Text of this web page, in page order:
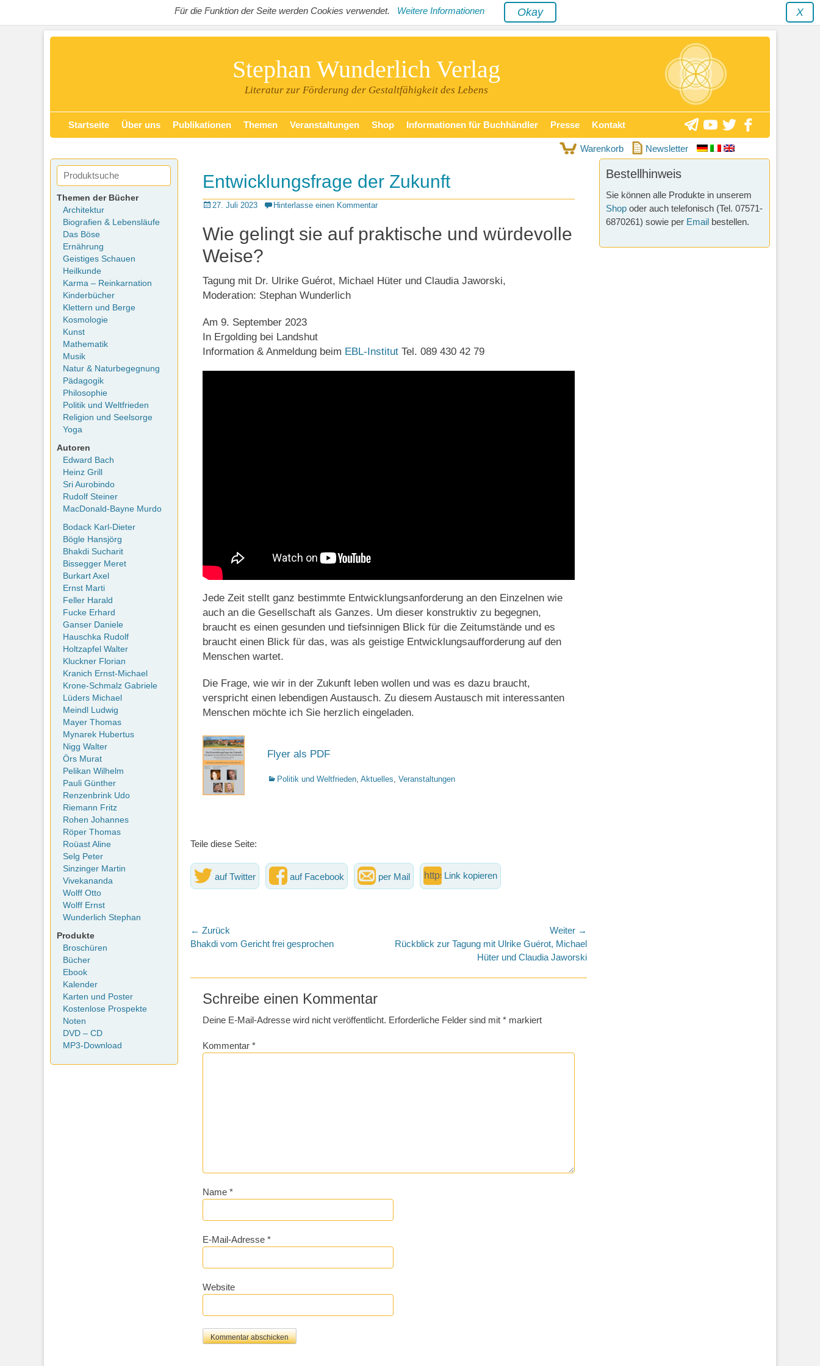
Für die Funktion der Seite werden Cookies verwendet. Weitere Informationen X
Okay
Stephan Wunderlich Verlag
Literatur zur Förderung der Gestaltfähigkeit des Lebens
Primäres Menü
Inhalt
Startseite Über uns Publikationen Themen Veranstaltungen Shop Informationen für Buchhändler Presse Kontakt
Warenkorb Newsletter
Entwicklungsfrage der Zukunft
Posted
27. Juli 2023 Hinterlasse einen Kommentar
Wie gelingt sie auf praktische und würdevolle
Weise?
Tagung mit Dr. Ulrike Guérot, Michael Hüter und Claudia Jaworski,
Moderation: Stephan Wunderlich
Am 9. September 2023
In Ergolding bei Landshut
Information & Anmeldung beim EBL-Institut Tel. 089 430 42 79
Jede Zeit stellt ganz bestimmte Entwicklungsanforderung an den Einzelnen wie
auch an die Gesellschaft als Ganzes. Um dieser konstruktiv zu begegnen,
braucht es einen gesunden und tiefsinnigen Blick für die Zeitumstände und es
braucht einen Blick für das, was als geistige Entwicklungsaufforderung auf den
Menschen wartet.
Die Frage, wie wir in der Zukunft leben wollen und was es dazu braucht,
verspricht einen lebendigen Austausch. Zu diesem Austausch mit interessanten
Menschen möchte ich Sie herzlich eingeladen.
Flyer als PDF
Kategorien
Politik und Weltfrieden, Aktuelles Veranstaltungen
Teile diese Seite:
auf Twitter auf Facebook per Mail Link kopieren
Beitragsnavigation
← Zurück
Vorheriger
Bhakdi vom Gericht frei gesprochen
Weiter →
Nächster
Rückblick zur Tagung mit Ulrike Guérot, Michael
Hüter und Claudia Jaworski
Schreibe einen Kommentar
Deine E-Mail-Adresse wird nicht veröffentlicht. Erforderliche Felder sind mit * markiert
Kommentar *
Name *
E-Mail-Adresse *
Website
Bestellhinweis
Sie können alle Produkte in unserem
Shop oder auch telefonisch (Tel. 07571-
6870261) sowie per Email bestellen.
Themen der Bücher
Architektur
Biografien & Lebensläufe
Das Böse
Ernährung
Geistiges Schauen
Heilkunde
Karma – Reinkarnation
Kinderbücher
Klettern und Berge
Kosmologie
Kunst
Mathematik
Musik
Natur & Naturbegegnung
Pädagogik
Philosophie
Politik und Weltfrieden
Religion und Seelsorge
Yoga
Autoren
Edward Bach
Heinz Grill
Sri Aurobindo
Rudolf Steiner
MacDonald-Bayne Murdo
Bodack Karl-Dieter
Bögle Hansjörg
Bhakdi Sucharit
Bissegger Meret
Burkart Axel
Ernst Marti
Feller Harald
Fucke Erhard
Ganser Daniele
Hauschka Rudolf
Holtzapfel Walter
Kluckner Florian
Kranich Ernst-Michael
Krone-Schmalz Gabriele
Lüders Michael
Meindl Ludwig
Mayer Thomas
Mynarek Hubertus
Nigg Walter
Örs Murat
Pelikan Wilhelm
Pauli Günther
Renzenbrink Udo
Riemann Fritz
Rohen Johannes
Röper Thomas
Roüast Aline
Selg Peter
Sinzinger Martin
Vivekananda
Wolff Otto
Wolff Ernst
Wunderlich Stephan
Produkte
Broschüren
Bücher
Ebook
Kalender
Karten und Poster
Kostenlose Prospekte
Noten
DVD – CD
MP3-Download